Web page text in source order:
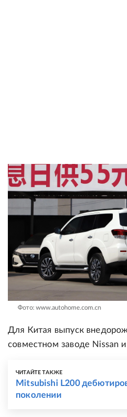
Фото: www.autohome.com.cn
Для Китая выпуск
совместном заводе Nissan
ЧИТАЙТЕ ТАКЖЕ
Mitsubishi L200
поколении